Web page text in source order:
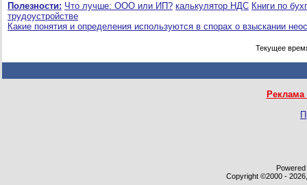
Полезности: Что лучше: ООО или ИП? калькулятор НДС Книги по
трудоустройстве
Какие понятия и определения используются в спорах о взыскании
Текущее
Copyright ©2000 -